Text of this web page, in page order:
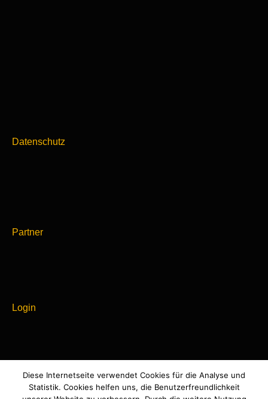
Datenschutz
Partner
Login
Powered by
WordPress
Diese Internetseite verwendet Cookies für die Analyse und
Statistik. Cookies helfen uns, die Benutzerfreundlichkeit